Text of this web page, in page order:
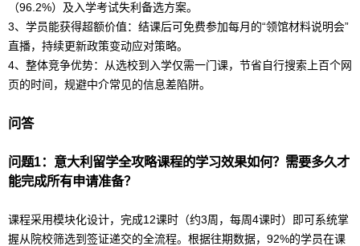
（96.2%）及入学考试失利备选方案。
3、学员能获得超额价值：结课后可免费参加每月的“领馆材料说明会”
直播，持续更新政策变动应对策略。
4、整体竞争优势：从选校到入学仅需一门课，节省自行搜索上百个网
页的时间，规避中介常见的信息差陷阱。
问答
问题1： 意大利 留学全攻略课程的学习效果如何？需要多久才
能完成所有申请准备？
课程采用模块化设计，完成12课时（约3周，每周4课时）即可系统掌
握从院校筛选到签证递交的全流程。根据往期数据，92%的学员在课